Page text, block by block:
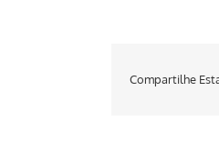
Compartilhe